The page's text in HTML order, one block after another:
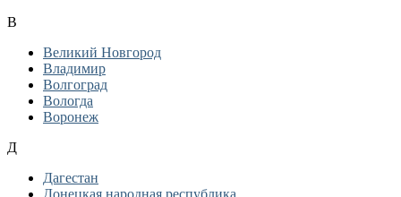
В
Великий Новгород
Владимир
Волгоград
Вологда
Воронеж
Д
Дагестан
Донецкая народная республика